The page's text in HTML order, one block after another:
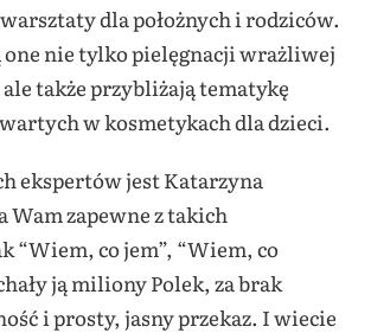
dla położnych i rodziców.
one nie tylko pielęgnacji wrażliwej
także przybliżają tematykę
w kosmetykach dla dzieci.
ekspertów jest Katarzyna
Wam zapewne z takich
“Wiem, co jem”, “Wiem, co
ją miliony Polek, za brak
i prosty, jasny przekaz. I wiecie